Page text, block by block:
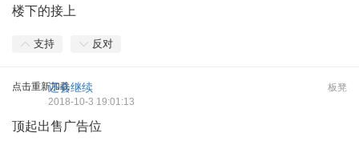
楼下的接上
支持 反对
点击重新加载 板凳
还会继续
2018-10-3 19:01:13
顶起出售广告位